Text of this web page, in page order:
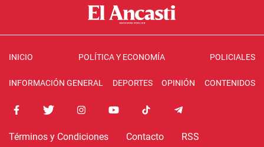
INICIO POLÍTICA Y ECONOMÍA POLICIALES
INFORMACIÓN GENERAL DEPORTES OPINIÓN CONTENIDOS
Términos y Condiciones Contacto RSS